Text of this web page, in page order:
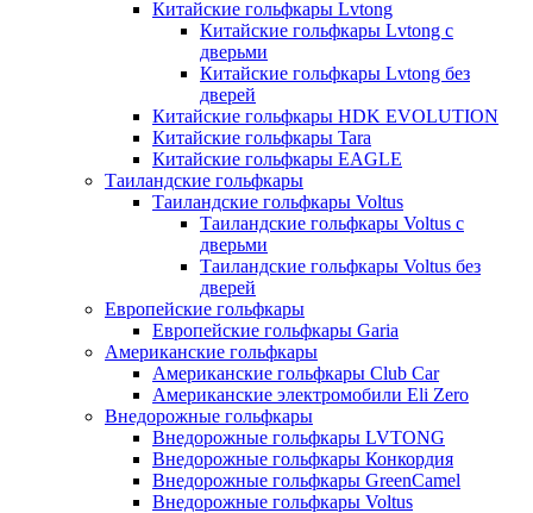
Китайские гольфкары Lvtong
Китайские гольфкары Lvtong с
дверьми
Китайские гольфкары Lvtong без
дверей
Китайские гольфкары HDK EVOLUTION
Китайские гольфкары Tara
Китайские гольфкары EAGLE
Таиландские гольфкары
Таиландские гольфкары Voltus
Таиландские гольфкары Voltus с
дверьми
Таиландские гольфкары Voltus без
дверей
Европейские гольфкары
Европейские гольфкары Garia
Американские гольфкары
Американские гольфкары Club Car
Американские электромобили Eli Zero
Внедорожные гольфкары
Внедорожные гольфкары LVTONG
Внедорожные гольфкары Конкордия
Внедорожные гольфкары GreenCamel
Внедорожные гольфкары Voltus